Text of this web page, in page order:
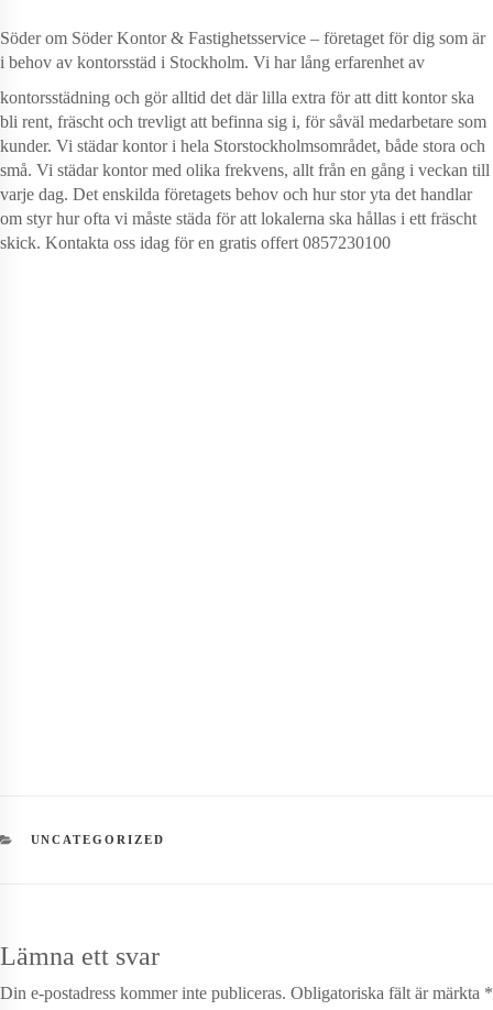
Söder om Söder Kontor & Fastighetsservice – företaget för dig som är
i behov av kontorsstäd i Stockholm. Vi har lång erfarenhet av
kontorsstädning och gör alltid det där lilla extra för att ditt kontor ska
bli rent, fräscht och trevligt att befinna sig i, för såväl medarbetare som
kunder. Vi städar kontor i hela Storstockholmsområdet, både stora och
små. Vi städar kontor med olika frekvens, allt från en gång i veckan till
varje dag. Det enskilda företagets behov och hur stor yta det handlar
om styr hur ofta vi måste städa för att lokalerna ska hållas i ett fräscht
skick. Kontakta oss idag för en gratis offert 0857230100
CATEGORIES
UNCATEGORIZED
Lämna ett svar
Din e-postadress kommer inte publiceras. Obligatoriska fält är märkta *